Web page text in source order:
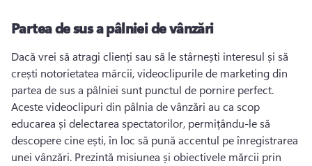
Partea de sus a pâlniei de vânzări
Dacă vrei să atragi clienți sau să le stârnești interesul și să
crești notorietatea mărcii, videoclipurile de marketing din
Aceste videoclipuri din pâlnia de vânzări au ca scop
educarea și delectarea spectatorilor, permițându-le să
descopere cine ești, în loc să pună accentul pe înregistrarea
unei vânzări. Prezintă misiunea și obiectivele mărcii prin